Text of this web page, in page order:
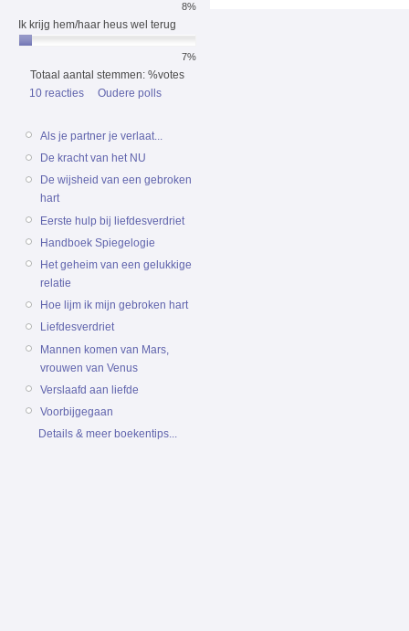
8%
Ik krijg hem/haar heus wel terug
7%
Totaal aantal stemmen: %votes
10 reacties
Oudere polls
Als je partner je verlaat...
De kracht van het NU
De wijsheid van een gebroken
hart
Eerste hulp bij liefdesverdriet
Handboek Spiegelogie
Het geheim van een gelukkige
relatie
Hoe lijm ik mijn gebroken hart
Liefdesverdriet
Mannen komen van Mars,
vrouwen van Venus
Verslaafd aan liefde
Voorbijgegaan
Details & meer boekentips...